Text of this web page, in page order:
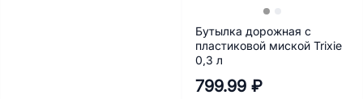
Бутылка дорожная с
пластиковой миской Trixie
0,3 л
799.99 ₽